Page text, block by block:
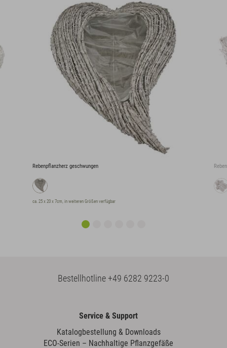
Rebenpflanzherz geschwungen
ca. 25 x 20 x 7cm, in weiteren Größen verfügbar
Bestellhotline+49 6282 9223-0
Service & Support
Katalogbestellung & Downloads
ECO-Serien – Nachhaltige Pflanzgefäße